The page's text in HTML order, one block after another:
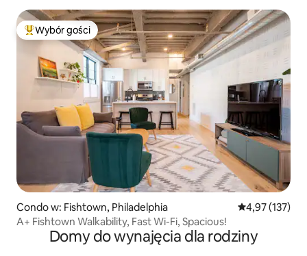
Najpopularniejsze z kategorii Wybór gości
Wybór gości
Condo w: Fishtown, Philadelphia Średnia
4,97 (137)
A+ Fishtown Walkability, Fast Wi-Fi, Spacious!
Domy do wynajęcia dla rodziny